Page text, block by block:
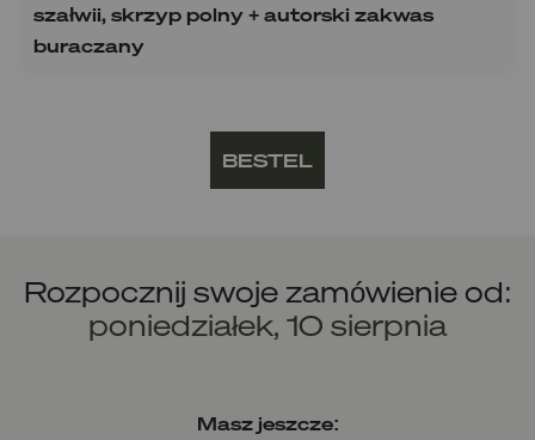
szałwii, skrzyp polny + autorski zakwas
buraczany
BESTEL
Rozpocznij swoje zamówienie od:
poniedziałek, 10 sierpnia
Masz jeszcze: